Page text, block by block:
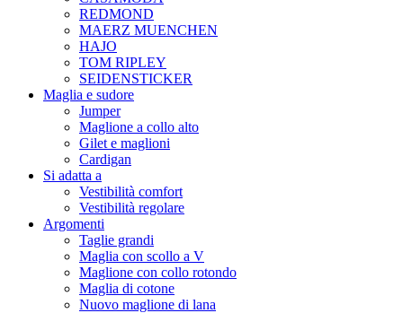
REDMOND
MAERZ MUENCHEN
HAJO
TOM RIPLEY
SEIDENSTICKER
Maglia e sudore
Jumper
Maglione a collo alto
Gilet e maglioni
Cardigan
Si adatta a
Vestibilità comfort
Vestibilità regolare
Argomenti
Taglie grandi
Maglia con scollo a V
Maglione con collo rotondo
Maglia di cotone
Nuovo maglione di lana